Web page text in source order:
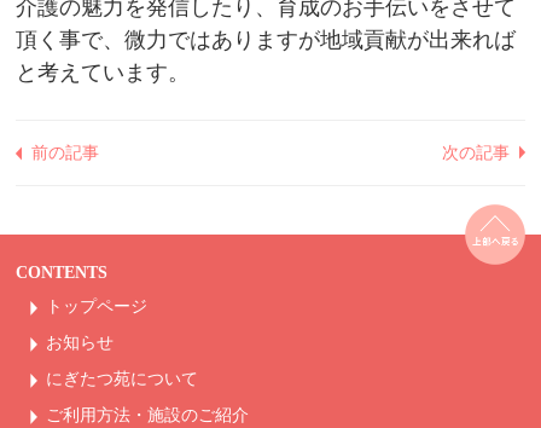
介護の魅力を発信したり、育成のお手伝いをさせて
頂く事で、微力ではありますが地域貢献が出来れば
と考えています。
前の記事 次の記事
CONTENTS
トップページ
お知らせ
にぎたつ苑について
ご利用方法・ 施設のご紹介